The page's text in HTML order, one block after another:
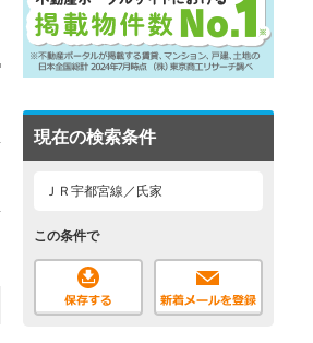
現在の検索条件
ＪＲ宇都宮線／氏家
この条件で